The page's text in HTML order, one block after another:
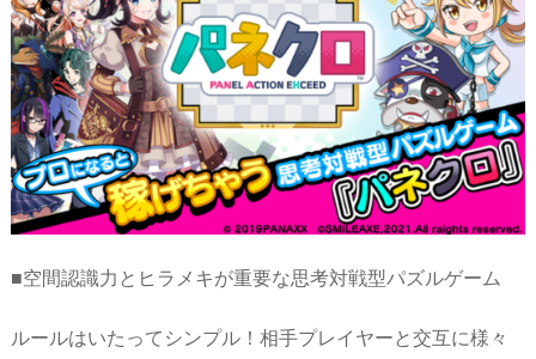
■空間認識力とヒラメキが重要な思考対戦型パズルゲーム
ルールはいたってシンプル！相手プレイヤーと交互に様々